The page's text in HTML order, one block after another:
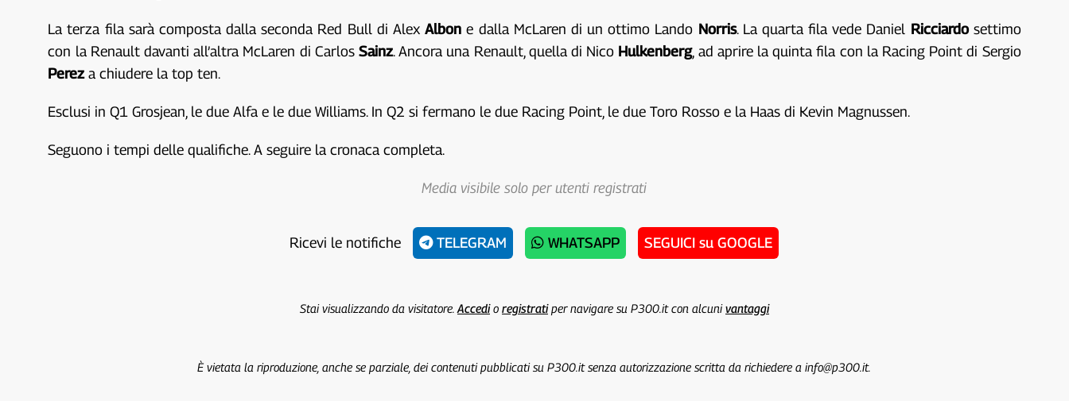
La terza fila sarà composta dalla seconda Red Bull di AlexAlbon e dalla McLaren di un ottimo Lando Norris. La quarta fila vede Daniel Ricciardosettimo
con la Renault davanti all’altra McLaren di Carlos Sainz. Ancora una Renault, quella di Nico Hulkenberg, ad aprire la quinta fila con la Racing Point di Sergio
Pereza chiudere la top ten.
Esclusi in Q1 Grosjean, le due Alfa e le due Williams. In Q2 si fermano le due Racing Point, le due Toro Rosso e la Haas di Kevin Magnussen.
Seguono i tempi delle qualifiche. A seguire la cronaca completa.
Media visibile solo per utenti registrati
Ricevi le notifiche TELEGRAM WHATSAPP SEGUICI su GOOGLE
Stai visualizzando da visitatore. Accedio registratiper navigare su P300.it con alcunivantaggi
È vietata la riproduzione, anche se parziale, dei contenuti pubblicati su P300.it senza autorizzazione scritta da richiedere a info@p300.it.